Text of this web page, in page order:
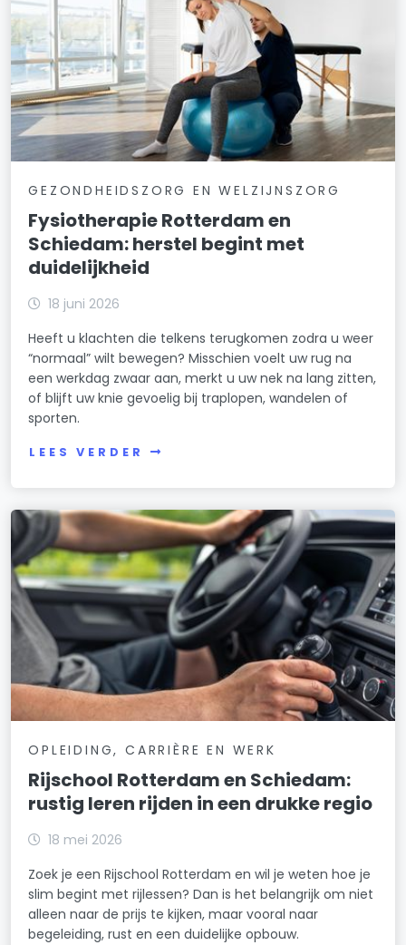
GEZONDHEIDSZORG EN WELZIJNSZORG
Fysiotherapie Rotterdam en
Schiedam: herstel begint met
duidelijkheid
18 juni 2026
Heeft u klachten die telkens terugkomen zodra u weer
“normaal” wilt bewegen? Misschien voelt uw rug na
een werkdag zwaar aan, merkt u uw nek na lang zitten,
of blijft uw knie gevoelig bij traplopen, wandelen of
sporten.
LEES VERDER
OPLEIDING, CARRIÈRE EN WERK
Rijschool Rotterdam en Schiedam:
rustig leren rijden in een drukke regio
18 mei 2026
Zoek je een Rijschool Rotterdam en wil je weten hoe je
slim begint met rijlessen? Dan is het belangrijk om niet
alleen naar de prijs te kijken, maar vooral naar
begeleiding, rust en een duidelijke opbouw.